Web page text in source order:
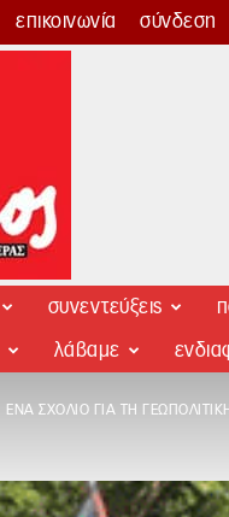
επικοινωνία σύνδεση
συνεντεύξεις
λάβαμε
ΈΝΑ ΣΧΌΛΙΟ ΓΙΑ ΤΗ